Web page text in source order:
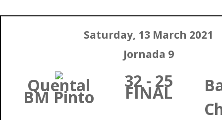
Saturday, 13 March 2021
Jornada 9
Quental
BM Pinto
32 - 25
FINAL